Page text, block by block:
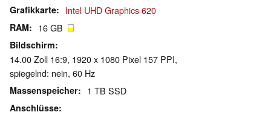
Grafikkarte Intel UHD Graphics 620
RAM 16 GB
Bildschirm
14.00 Zoll 16:9, 1920 x 1080 Pixel 157 PPI,
spiegelnd: nein, 60 Hz
Massenspeicher 1 TB SSD
Anschlüsse